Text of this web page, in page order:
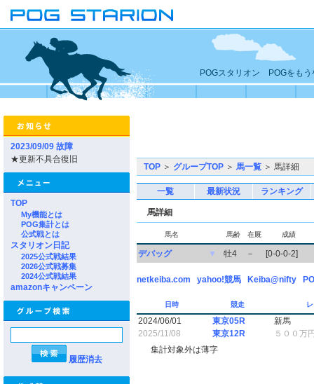
POGスタリオン POGをもう
2023/09/09 故障
★更新不具合復旧
TOP
My機能とは
POG集計とは
公式戦とは
スタリオン日記
2025公式戦結果
2026公式戦募集
2024公式戦結果
amazonキャンペーン
履歴消去
TOP ＞ グループTOP ＞ 馬一覧 ＞ 馬詳細
一覧 最新状況 ランキング
馬詳細
馬名 馬齢 在厩 成績
デバッグ ▼ 牡4 － [0-0-0-2]
netkeiba.com yahoo!競馬 Keiba@nifty
日時 競走
2024/06/01 東京05R
新馬
2025/11/08
東京12R
５００万
集計対象外は薄字